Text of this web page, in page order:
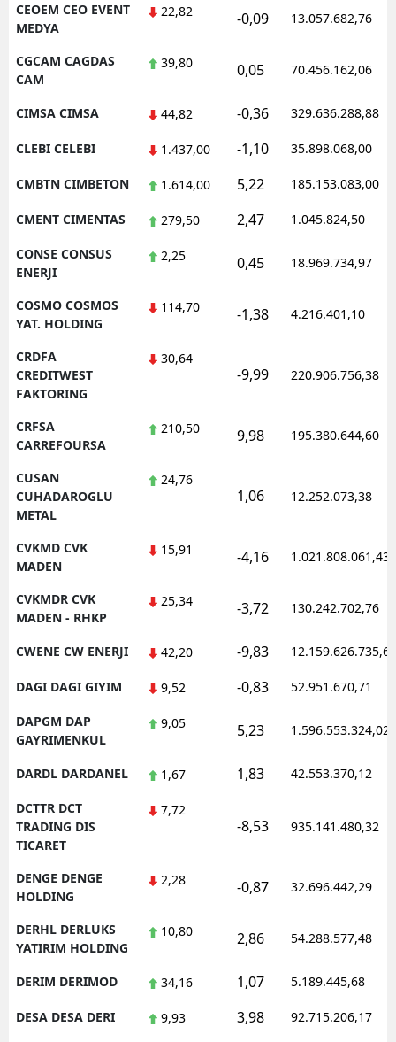
CEOEM CEO EVENT
MEDYA
22,82 -0,09 13.057.682,76
CGCAM CAGDAS
CAM
39,80 0,05 70.456.162,06
CIMSA CIMSA 44,82 -0,36 329.636.288,88
CLEBI CELEBI 1.437,00 -1,10 35.898.068,00
CMBTN CIMBETON 1.614,00 5,22 185.153.083,00
CMENT CIMENTAS 279,50 2,47 1.045.824,50
CONSE CONSUS
ENERJI
2,25 0,45 18.969.734,97
COSMO COSMOS
YAT. HOLDING
114,70 -1,38 4.216.401,10
CRDFA
CREDITWEST
FAKTORING
30,64
-9,99 220.906.756,38
CRFSA
CARREFOURSA
210,50 9,98 195.380.644,60
CUSAN
CUHADAROGLU
METAL
24,76
1,06 12.252.073,38
CVKMD CVK
MADEN
15,91 -4,16 1.021.808.061,43
CVKMDR CVK
MADEN - RHKP
25,34 -3,72 130.242.702,76
CWENE CW ENERJI 42,20 -9,83 12.159.626.735,62
DAGI DAGI GIYIM 9,52 -0,83 52.951.670,71
DAPGM DAP
GAYRIMENKUL
9,05 5,23 1.596.553.324,02
DARDL DARDANEL 1,67 1,83 42.553.370,12
DCTTR DCT
TRADING DIS
TICARET
7,72
-8,53 935.141.480,32
DENGE DENGE
HOLDING
2,28 -0,87 32.696.442,29
DERHL DERLUKS
YATIRIM HOLDING
10,80 2,86 54.288.577,48
DERIM DERIMOD 34,16 1,07 5.189.445,68
DESA DESA DERI 9,93 3,98 92.715.206,17